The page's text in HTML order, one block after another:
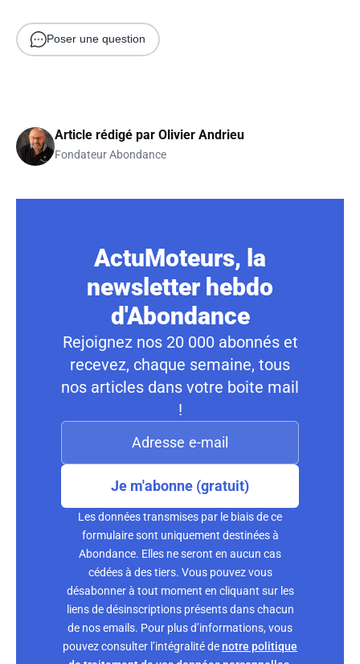
Poser une question
Article rédigé par Olivier Andrieu
Fondateur Abondance
ActuMoteurs, la
newsletter hebdo
d'Abondance
Rejoignez nos 20 000 abonnés et
recevez, chaque semaine, tous
nos articles dans votre boite mail
!
Je m'abonne (gratuit)
Les données transmises par le biais de ce
formulaire sont uniquement destinées à
Abondance. Elles ne seront en aucun cas
cédées à des tiers. Vous pouvez vous
désabonner à tout moment en cliquant sur les
liens de désinscriptions présents dans chacun
de nos emails. Pour plus d’informations, vous
pouvez consulter l’intégralité denotre politique